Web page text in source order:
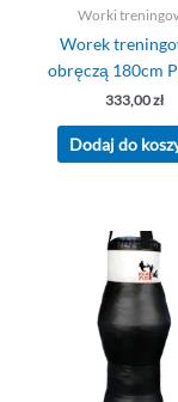
Worki
Worek
obręczą 180cm
333,00zł
Dodaj do